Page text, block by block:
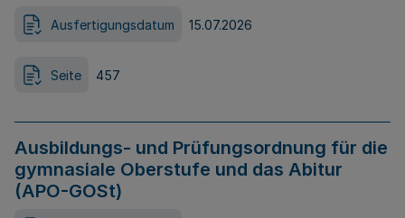
Ausfertigungsdatum 15.07.2026
Seite 457
Ausbildungs- und Prüfungsordnung für die
gymnasiale Oberstufe und das Abitur
(APO-GOSt)